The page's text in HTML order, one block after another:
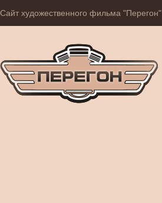
Сайт художественного фильма "Перегон"